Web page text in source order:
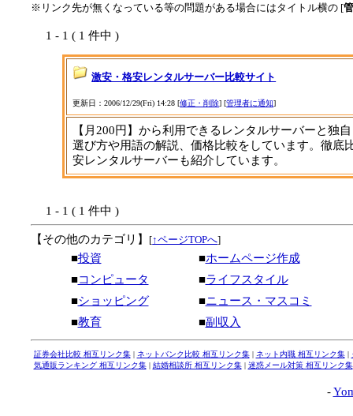
※リンク先が無くなっている等の問題がある場合にはタイトル横の [
1 - 1 ( 1 件中 )
激安・格安レンタルサーバー比較サイト
更新日：2006/12/29(Fri) 14:28 [修正・削除] [管理者に通知]
【月200円】から利用できるレンタルサーバーと独
選び方や用語の解説、価格比較をしています。徹底
安レンタルサーバーも紹介しています。
1 - 1 ( 1 件中 )
【その他のカテゴリ】 [↑ページTOPへ]
■投資 ■ホームページ作成
■コンピュータ ■ライフスタイル
■ショッピング ■ニュース・マスコミ
■教育 ■副収入
証券会社比較 相互リンク集| ネットバンク比較 相互リンク集| ネット内職 相互リンク集|
気通販ランキング 相互リンク集| 結婚相談所 相互リンク集| 迷惑メール対策 相互リンク集
-